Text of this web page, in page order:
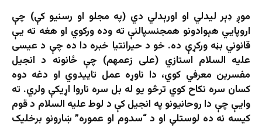
موږ ډېر ليدلي او اورېدلي دي (په مجلو او رسنيو کې) چې
اروپايي هېوادونو همجنسپالنې ته وده ورکوي او هغه ته یې
قانوني بڼه ورکړې ده. خو د حیرانتیا خبره دا ده چې د عیسی
علیه السلام استازي (علی زعمهم) چې ځانونه د انجیل
مفسرین معرفي کوي، دا ناوړه عمل تاییدوي او دغه دوه
کسان سره نکاح کوي ترڅو یو له بل سره ناروا اړیکې ولري. ته
وایې چې دا روحانیونو په انجیل کې د لوط علیه السلام د قوم
کیسه نه ده لوستلې او د “سدوم او عموره” ښارونو برخلیک